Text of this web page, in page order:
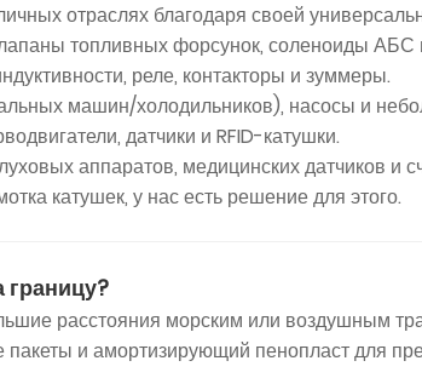
отраслях благодаря своей
топливных форсунок, соленоиды АБС
реле, контакторы и зуммеры.
машин/холодильников), насосы и
датчики и RFID-катушки.
аппаратов, медицинских датчиков и
катушек, у нас есть решение для этого.
расстояния морским или воздушным
пакеты и амортизирующий пенопласт для